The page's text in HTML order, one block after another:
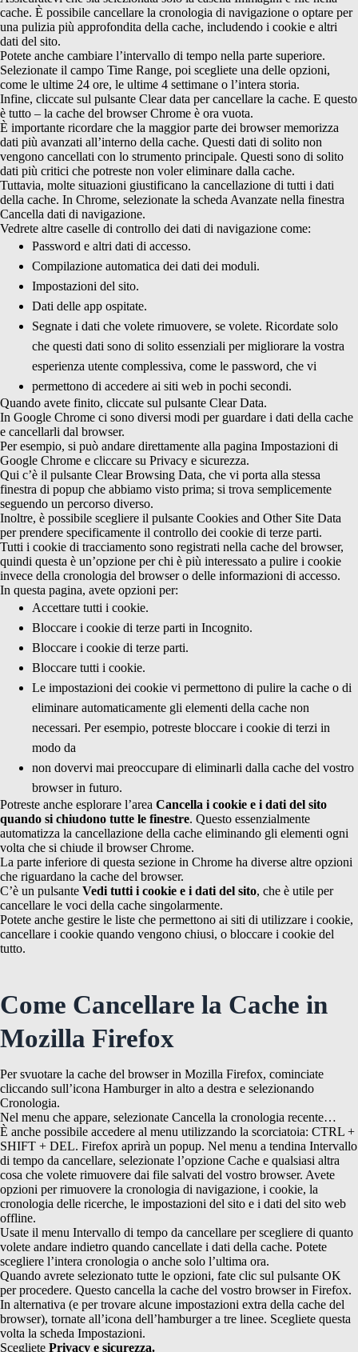
cache. È possibile cancellare la cronologia di navigazione o optare per
una pulizia più approfondita della cache, includendo i cookie e altri
dati del sito.
Potete anche cambiare l’intervallo di tempo nella parte superiore.
Selezionate il campo Time Range, poi scegliete una delle opzioni,
come le ultime 24 ore, le ultime 4 settimane o l’intera storia.
Infine, cliccate sul pulsante Clear data per cancellare la cache. E questo
è tutto – la cache del browser Chrome è ora vuota.
È importante ricordare che la maggior parte dei browser memorizza
dati più avanzati all’interno della cache. Questi dati di solito non
vengono cancellati con lo strumento principale. Questi sono di solito
dati più critici che potreste non voler eliminare dalla cache.
Tuttavia, molte situazioni giustificano la cancellazione di tutti i dati
della cache. In Chrome, selezionate la scheda Avanzate nella finestra
Cancella dati di navigazione.
Vedrete altre caselle di controllo dei dati di navigazione come:
Password e altri dati di accesso.
Compilazione automatica dei dati dei moduli.
Impostazioni del sito.
Dati delle app ospitate.
Segnate i dati che volete rimuovere, se volete. Ricordate solo
che questi dati sono di solito essenziali per migliorare la vostra
esperienza utente complessiva, come le password, che vi
permettono di accedere ai siti web in pochi secondi.
Quando avete finito, cliccate sul pulsante Clear Data.
In Google Chrome ci sono diversi modi per guardare i dati della cache
e cancellarli dal browser.
Per esempio, si può andare direttamente alla pagina Impostazioni di
Google Chrome e cliccare su Privacy e sicurezza.
Qui c’è il pulsante Clear Browsing Data, che vi porta alla stessa
finestra di popup che abbiamo visto prima; si trova semplicemente
seguendo un percorso diverso.
Inoltre, è possibile scegliere il pulsante Cookies and Other Site Data
per prendere specificamente il controllo dei cookie di terze parti.
Tutti i cookie di tracciamento sono registrati nella cache del browser,
quindi questa è un’opzione per chi è più interessato a pulire i cookie
invece della cronologia del browser o delle informazioni di accesso.
In questa pagina, avete opzioni per:
Accettare tutti i cookie.
Bloccare i cookie di terze parti in Incognito.
Bloccare i cookie di terze parti.
Bloccare tutti i cookie.
Le impostazioni dei cookie vi permettono di pulire la cache o di
eliminare automaticamente gli elementi della cache non
necessari. Per esempio, potreste bloccare i cookie di terzi in
modo da
non dovervi mai preoccupare di eliminarli dalla cache del vostro
browser in futuro.
Potreste anche esplorare l’area Cancella i cookie e i dati del sito
quando si chiudono tutte le finestre. Questo essenzialmente
automatizza la cancellazione della cache eliminando gli elementi ogni
volta che si chiude il browser Chrome.
La parte inferiore di questa sezione in Chrome ha diverse altre opzioni
che riguardano la cache del browser.
C’è un pulsante Vedi tutti i cookie e i dati del sito, che è utile per
cancellare le voci della cache singolarmente.
Potete anche gestire le liste che permettono ai siti di utilizzare i cookie,
cancellare i cookie quando vengono chiusi, o bloccare i cookie del
tutto.
Come Cancellare la Cache in
Mozilla Firefox
Per svuotare la cache del browser in Mozilla Firefox, cominciate
cliccando sull’icona Hamburger in alto a destra e selezionando
Cronologia.
Nel menu che appare, selezionate Cancella la cronologia recente…
È anche possibile accedere al menu utilizzando la scorciatoia: CTRL +
SHIFT + DEL. Firefox aprirà un popup. Nel menu a tendina Intervallo
di tempo da cancellare, selezionate l’opzione Cache e qualsiasi altra
cosa che volete rimuovere dai file salvati del vostro browser. Avete
opzioni per rimuovere la cronologia di navigazione, i cookie, la
cronologia delle ricerche, le impostazioni del sito e i dati del sito web
offline.
Usate il menu Intervallo di tempo da cancellare per scegliere di quanto
volete andare indietro quando cancellate i dati della cache. Potete
scegliere l’intera cronologia o anche solo l’ultima ora.
Quando avrete selezionato tutte le opzioni, fate clic sul pulsante OK
per procedere. Questo cancella la cache del vostro browser in Firefox.
In alternativa (e per trovare alcune impostazioni extra della cache del
browser), tornate all’icona dell’hamburger a tre linee. Scegliete questa
volta la scheda Impostazioni.
Scegliete Privacy e sicurezza.